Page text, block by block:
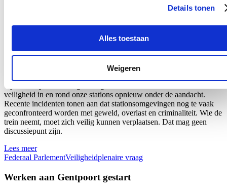
Details tonen
Alles toestaan
Weigeren
Brandweer
Plenaire vraag over de veiligheid van onze stations
Tijdens de plenaire vergadering van de Kamer bracht ik de
veiligheid in en rond onze stations opnieuw onder de aandacht.
Recente incidenten tonen aan dat stationsomgevingen nog te vaak
geconfronteerd worden met geweld, overlast en criminaliteit. Wie de
trein neemt, moet zich veilig kunnen verplaatsen. Dat mag geen
discussiepunt zijn.
Lees meer
Federaal ParlementVeiligheidplenaire vraag
Werken aan Gentpoort gestart